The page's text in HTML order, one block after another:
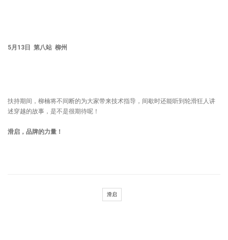
5月13日 第八站 柳州
扶持期间，柳楠将不间断的为大家带来技术指导，间歇时还能听到轮滑狂人讲
述穿越的故事，是不是很期待呢！
滑启，品牌的力量！
滑启